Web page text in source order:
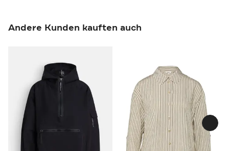
Andere Kunden kauften auch